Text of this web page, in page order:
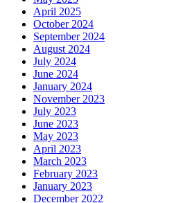
April 2025
October 2024
September 2024
August 2024
July 2024
June 2024
January 2024
November 2023
July 2023
June 2023
May 2023
April 2023
March 2023
February 2023
January 2023
December 2022